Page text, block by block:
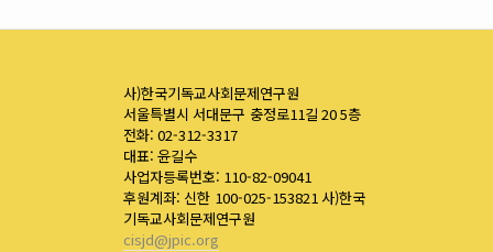
사)한국기독교사회문제연구원
서울특별시 서대문구 충정로11길 20 5층
전화: 02-312-3317
대표: 윤길수
사업자등록번호: 110-82-09041
후원계좌: 신한 100-025-153821 사)한국
기독교사회문제연구원
cisjd@jpic.org